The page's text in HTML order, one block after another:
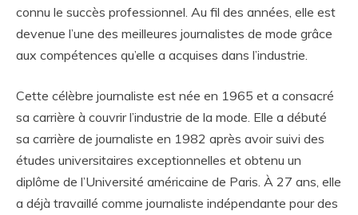
connu le succès professionnel. Au fil des années, elle est
devenue l’une des meilleures journalistes de mode grâce
aux compétences qu’elle a acquises dans l’industrie.
Cette célèbre journaliste est née en 1965 et a consacré
sa carrière à couvrir l’industrie de la mode. Elle a débuté
sa carrière de journaliste en 1982 après avoir suivi des
études universitaires exceptionnelles et obtenu un
diplôme de l’Université américaine de Paris. À 27 ans, elle
a déjà travaillé comme journaliste indépendante pour des